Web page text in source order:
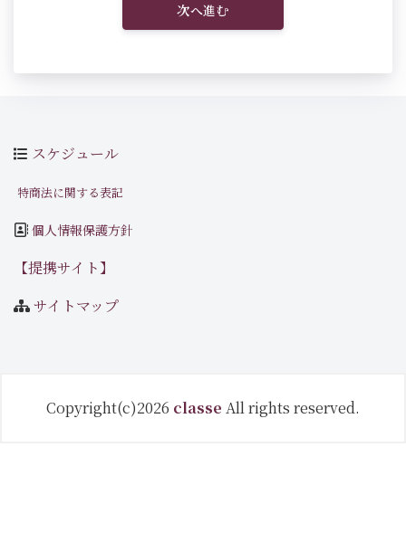
次へ進む
スケジュール
特商法に関する表記
個人情報保護方針
【提携サイト】
サイトマップ
Copyright(c)2026 classe All rights reserved.